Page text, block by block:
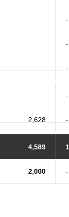
-
-
-
-
-
2,628
4,589 1
2,000 -